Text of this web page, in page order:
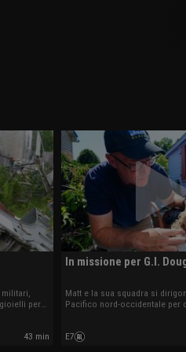
militari,
per
ricerca
43 min
In missione per G.I.
Matt e la sua squadra si
Pacifico nord-occidentale per
d’epoca.
E7